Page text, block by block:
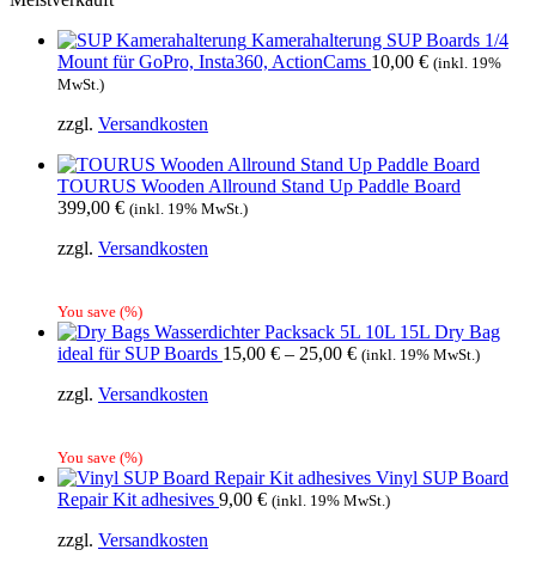
Kamerahalterung SUP Boards 1/4
Mount für GoPro, Insta360, ActionCams 10,00 € (inkl. 19%
MwSt.)
zzgl. Versandkosten
TOURUS Wooden Allround Stand Up Paddle Board
399,00 € (inkl. 19% MwSt.)
zzgl. Versandkosten
You save (%)
Wasserdichter Packsack 5L 10L 15L Dry Bag
ideal für SUP Boards 15,00 € – 25,00 € (inkl. 19% MwSt.)
zzgl. Versandkosten
You save (%)
Vinyl SUP Board
Repair Kit adhesives 9,00 € (inkl. 19% MwSt.)
zzgl. Versandkosten